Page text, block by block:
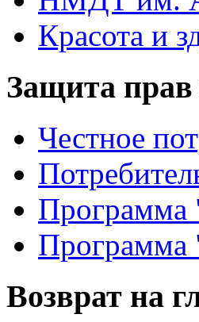
Красота и
Защита прав
Честное
Программа
Программа
Возврат на